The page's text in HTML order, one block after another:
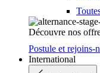
Découvre nos
Postule et rejoins-
International